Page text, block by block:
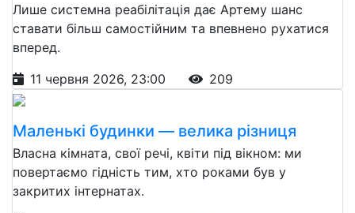
Лише системна реабілітація дає Артему шанс
ставати більш самостійним та впевнено рухатися
вперед.
11 червня 2026, 23:00
209
Маленькі будинки — велика різниця
Власна кімната, свої речі, квіти під вікном: ми
повертаємо гідність тим, хто роками був у
закритих інтернатах.